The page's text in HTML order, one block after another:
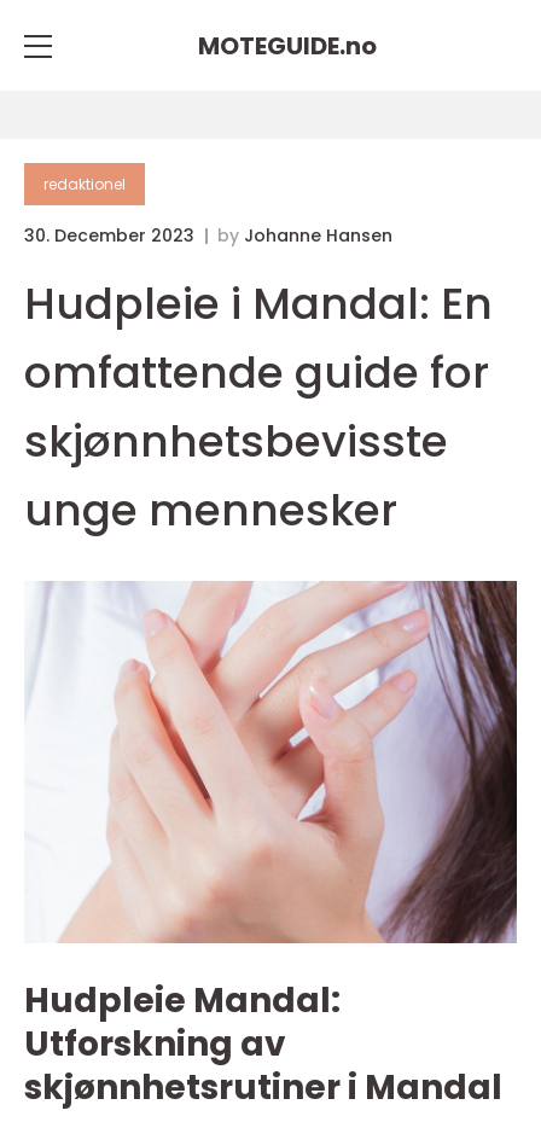
MOTEGUIDE.no
redaktionel
30. December 2023 by Johanne Hansen
Hudpleie i Mandal: En
omfattende guide for
skjønnhetsbevisste
unge mennesker
Hudpleie Mandal:
Utforskning av
skjønnhetsrutiner i Mandal